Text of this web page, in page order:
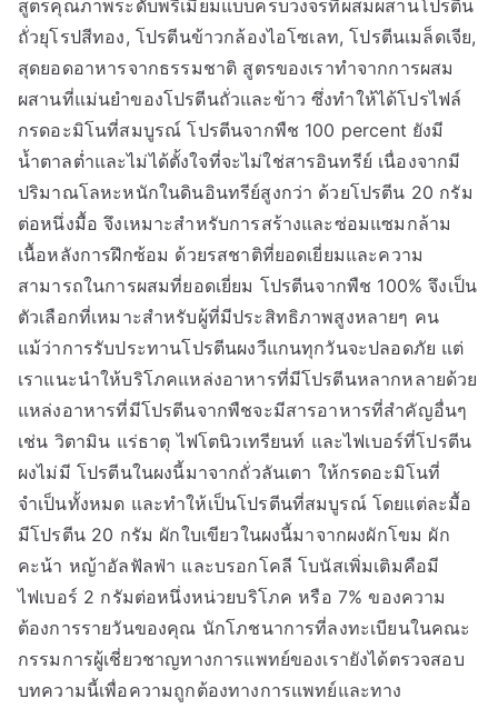
สูตรคุณภาพระดับพรีเมียมแบบครบวงจรที่ผสมผสานโปรตีน
ถั่วยุโรปสีทอง, โปรตีนข้าวกล้องไอโซเลท, โปรตีนเมล็ดเจีย,
สุดยอดอาหารจากธรรมชาติ สูตรของเราทำจากการผสม
ผสานที่แม่นยำของโปรตีนถั่วและข้าว ซึ่งทำให้ได้โปรไฟล์
กรดอะมิโนที่สมบูรณ์ โปรตีนจากพืช 100 percent ยังมี
น้ำตาลต่ำและไม่ได้ตั้งใจที่จะไม่ใช่สารอินทรีย์ เนื่องจากมี
ปริมาณโลหะหนักในดินอินทรีย์สูงกว่า ด้วยโปรตีน 20 กรัม
ต่อหนึ่งมื้อ จึงเหมาะสำหรับการสร้างและซ่อมแซมกล้าม
เนื้อหลังการฝึกซ้อม ด้วยรสชาติที่ยอดเยี่ยมและความ
สามารถในการผสมที่ยอดเยี่ยม โปรตีนจากพืช 100% จึงเป็น
ตัวเลือกที่เหมาะสำหรับผู้ที่มีประสิทธิภาพสูงหลายๆ คน
แม้ว่าการรับประทานโปรตีนผงวีแกนทุกวันจะปลอดภัย แต่
เราแนะนำให้บริโภคแหล่งอาหารที่มีโปรตีนหลากหลายด้วย
แหล่งอาหารที่มีโปรตีนจากพืชจะมีสารอาหารที่สำคัญอื่นๆ
เช่น วิตามิน แร่ธาตุ ไฟโตนิวเทรียนท์ และไฟเบอร์ที่โปรตีน
ผงไม่มี โปรตีนในผงนี้มาจากถั่วลันเตา ให้กรดอะมิโนที่
จำเป็นทั้งหมด และทำให้เป็นโปรตีนที่สมบูรณ์ โดยแต่ละมื้อ
มีโปรตีน 20 กรัม ผักใบเขียวในผงนี้มาจากผงผักโขม ผัก
คะน้า หญ้าอัลฟัลฟ่า และบรอกโคลี โบนัสเพิ่มเติมคือมี
ไฟเบอร์ 2 กรัมต่อหนึ่งหน่วยบริโภค หรือ 7% ของความ
ต้องการรายวันของคุณ นักโภชนาการที่ลงทะเบียนในคณะ
กรรมการผู้เชี่ยวชาญทางการแพทย์ของเรายังได้ตรวจสอบ
บทความนี้เพื่อความถูกต้องทางการแพทย์และทาง